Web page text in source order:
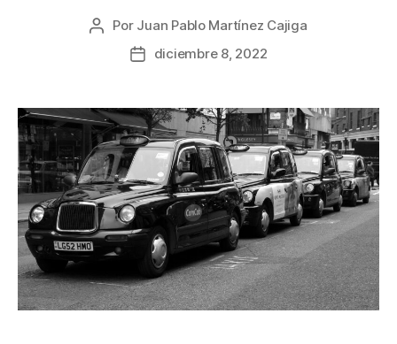
Autor
Por Juan Pablo Martínez Cajiga
Fecha
publicación
diciembre 8, 2022